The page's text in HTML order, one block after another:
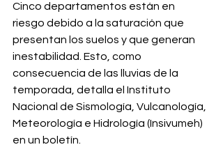
Cinco departamentos están en
riesgo debido a la saturación que
presentan los suelos y que generan
inestabilidad. Esto, como
consecuencia de las lluvias de la
temporada, detalla el Instituto
Nacional de Sismología, Vulcanología,
Meteorología e Hidrología (Insivumeh)
en un boletín.